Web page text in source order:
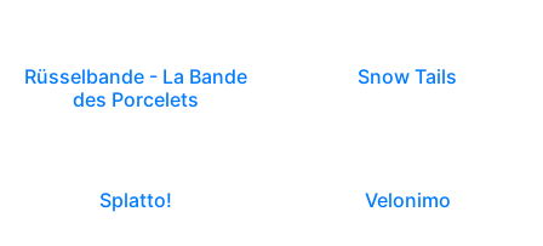
Rüsselbande - La Bande
des Porcelets
Snow Tails
Splatto! Velonimo